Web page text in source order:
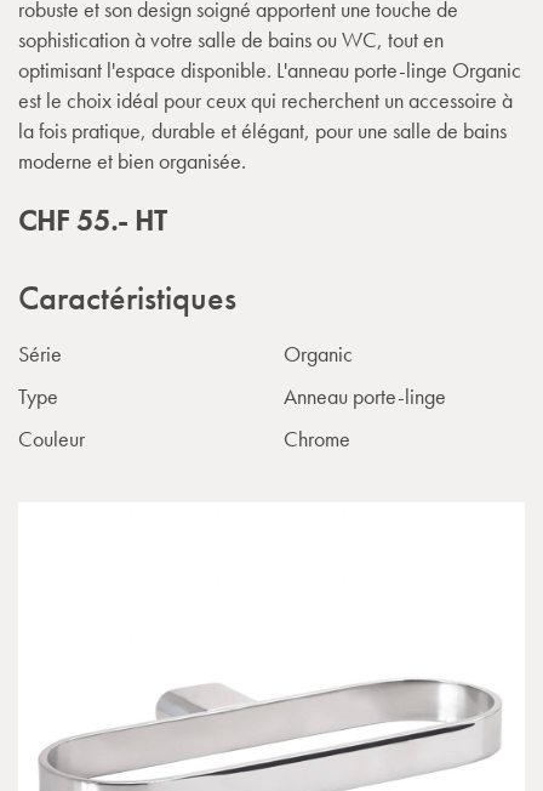
robuste et son design soigné apportent une touche de
sophistication à votre salle de bains ou WC, tout en
optimisant l'espace disponible. L'anneau porte-linge Organic
est le choix idéal pour ceux qui recherchent un accessoire à
la fois pratique, durable et élégant, pour une salle de bains
moderne et bien organisée.
CHF55.- HT
Caractéristiques
Série
Organic
Type
Anneau porte-linge
Couleur
Chrome